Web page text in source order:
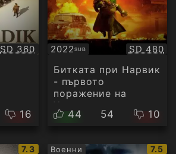
Качество:
SD 360
16
2022SUB
Субтитри SD 480
Битката при Нарвик
- първото
поражение на
Хитлер
44 54 10
IMDb
7.3 Военни
IMDb
7.5